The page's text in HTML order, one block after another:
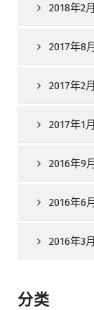
2018年2月
2017年8月
2017年2月
2017年1月
2016年9月
2016年6月
2016年3月
分类